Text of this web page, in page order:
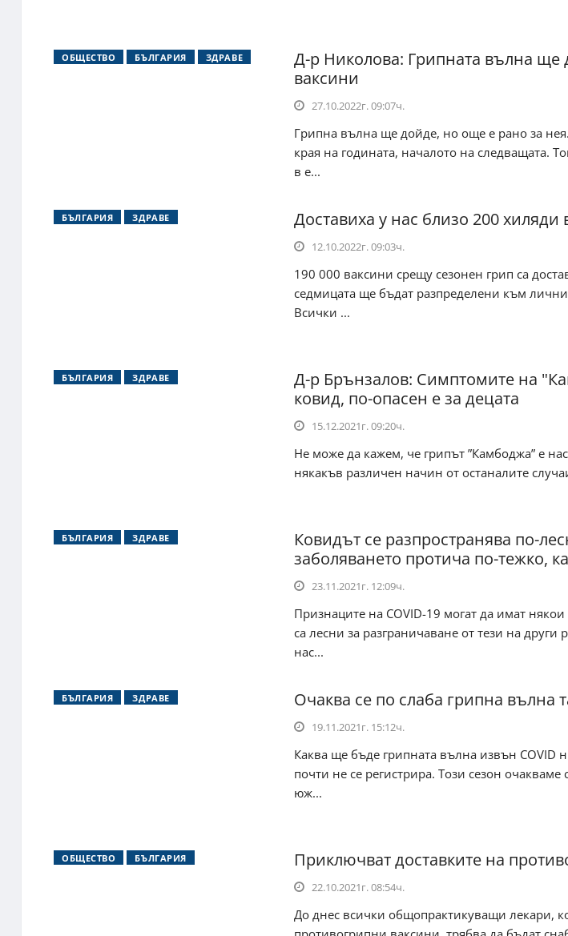
ОБЩЕСТВО БЪЛГАРИЯ ЗДРАВЕ
Д-р Николова: Грипната вълна ще
ваксини
27.10.2022г. 09:07ч.
Грипна вълна ще дойде, но още е рано за
края на годината, началото на следващата.
в е...
БЪЛГАРИЯ ЗДРАВЕ Доставиха у нас близо 200 хиляди
12.10.2022г. 09:03ч.
190 000 ваксини срещу сезонен грип са
седмицата ще бъдат разпределени към
Всички ...
БЪЛГАРИЯ ЗДРАВЕ
Д-р Брънзалов: Симптомите на
ковид, по-опасен е за децата
15.12.2021г. 09:20ч.
Не може да кажем, че грипът ”Камбоджа” е
някакъв различен начин от останалите
БЪЛГАРИЯ ЗДРАВЕ
Ковидът се разпространява по-
заболяването протича по-тежко,
23.11.2021г. 12:09ч.
Признаците на COVID-19 могат да имат
са лесни за разграничаване от тези на
нас...
БЪЛГАРИЯ ЗДРАВЕ Очаква се по слаба грипна вълна
19.11.2021г. 15:12ч.
Каква ще бъде грипната вълна извън COVID
почти не се регистрира. Този сезон
юж...
ОБЩЕСТВО БЪЛГАРИЯ Приключват доставките на
22.10.2021г. 08:54ч.
До днес всички общопрактикуващи лекари,